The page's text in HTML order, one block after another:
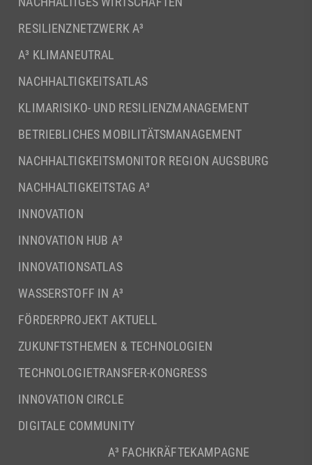
RESILIENZNETZWERK A³
A³ KLIMANEUTRAL
NACHHALTIGKEITSATLAS
KLIMARISIKO- UND RESILIENZMANAGEMENT
BETRIEBLICHES MOBILITÄTSMANAGEMENT
NACHHALTIGKEITSMONITOR REGION AUGSBURG
NACHHALTIGKEITSTAG A³
INNOVATION
INNOVATION HUB A³
INNOVATIONSATLAS
WASSERSTOFF IN A³
FÖRDERPROJEKT AKTUELL
ZUKUNFTSTHEMEN & TECHNOLOGIEN
TECHNOLOGIETRANSFER-KONGRESS
INNOVATION CIRCLE
DIGITALE COMMUNITY
A³ FACHKRÄFTEKAMPAGNE